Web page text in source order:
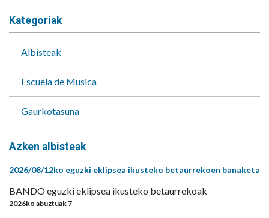
Kategoriak
Albisteak
Escuela de Musica
Gaurkotasuna
Azken albisteak
2026/08/12ko eguzki eklipsea ikusteko betaurrekoen banaketa
BANDO eguzki eklipsea ikusteko betaurrekoak
2026ko abuztuak 7